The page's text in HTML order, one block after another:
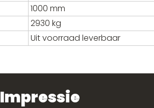
1000 mm
2930 kg
Uit voorraad leverbaar
Impressie